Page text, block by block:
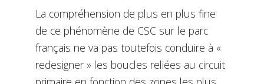
La compréhension de plus en plus fine
de ce phénomène de CSC sur le parc
français ne va pas toutefois conduire à «
redesigner » les boucles reliées au circuit